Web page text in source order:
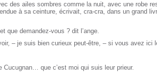
des ailes sombres comme la nuit, avec une robe
à sa ceinture, écrivait, cra-cra, dans un grand
que demandez-vous ? dit l’ange.
– je suis bien curieux peut-être, – si vous avez ici
Cucugnan… que c’est moi qui suis leur prieur.